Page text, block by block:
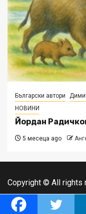
Български автори
НОВИНИ
Йордан
5 месеца ago
Copyright © All rights